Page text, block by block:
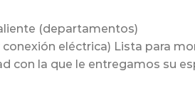
(departamentos)
eléctrica) Lista para
con la que le entregamos su